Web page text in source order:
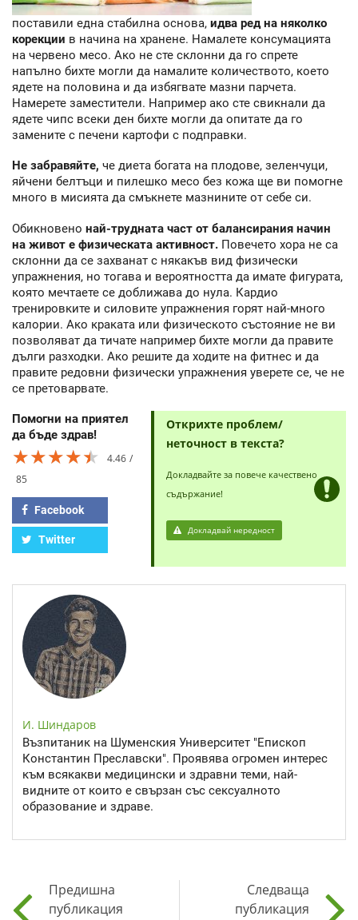
поставили една стабилна основа, идва ред на няколко
корекции в начина на хранене. Намалете консумацията
на червено месо. Ако не сте склонни да го спрете
напълно бихте могли да намалите количеството, което
ядете на половина и да избягвате мазни парчета.
Намерете заместители. Например ако сте свикнали да
ядете чипс всеки ден бихте могли да опитате да го
замените с печени картофи с подправки.
Не забравяйте, че диета богата на плодове, зеленчуци,
яйчени белтъци и пилешко месо без кожа ще ви помогне
много в мисията да смъкнете мазнините от себе си.
Обикновено най-трудната част от балансирания начин
на живот е физическата активност. Повечето хора не са
склонни да се захванат с някакъв вид физически
упражнения, но тогава и вероятността да имате фигурата,
която мечтаете се доближава до нула. Кардио
тренировките и силовите упражнения горят най-много
калории. Ако краката или физическото състояние не ви
позволяват да тичате например бихте могли да правите
дълги разходки. Ако решите да ходите на фитнес и да
правите редовни физически упражнения уверете се, че не
се претоварвате.
Помогни на приятел
да бъде здрав!
★★★★★
★★★★★
★★★★★
4.46
85
Facebook
Twitter
Открихте проблем/
неточност в текста?
Докладвайте за повече качествено
съдържание!
Докладвай нередност
И. Шиндаров
Възпитаник на Шуменския Университет "Епископ
Константин Преславски". Проявява огромен интерес
към всякакви медицински и здравни теми, най-
видните от които е свързан със сексуалното
образование и здраве.
Предишна
публикация
Следваща
публикация